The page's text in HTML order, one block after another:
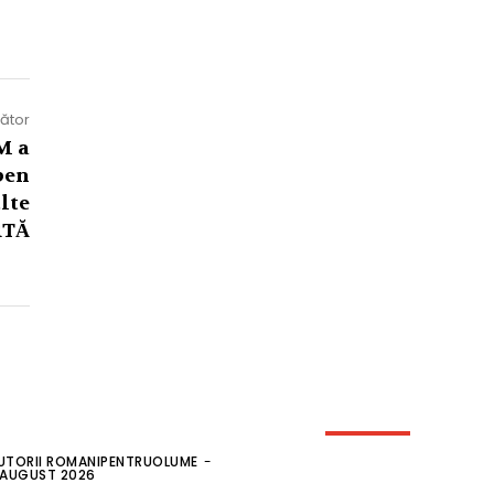
a
ROMANIPENTRUOLUME -
2026